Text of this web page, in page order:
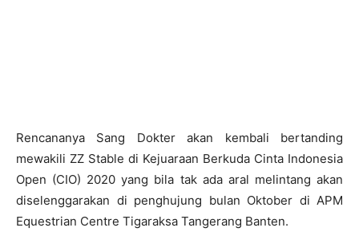
Rencananya Sang Dokter akan kembali bertanding
mewakili ZZ Stable di Kejuaraan Berkuda Cinta Indonesia
Open (CIO) 2020 yang bila tak ada aral melintang akan
diselenggarakan di penghujung bulan Oktober di APM
Equestrian Centre Tigaraksa Tangerang Banten.